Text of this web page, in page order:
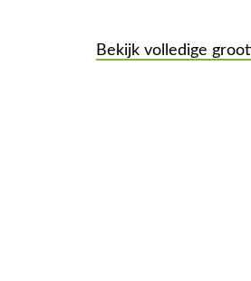
Bekijk volledige